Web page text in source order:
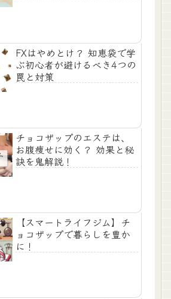
FXはやめとけ？ 知恵袋で学
ぶ初心者が避けるべき4つの
罠と対策
チョコザップのエステは、
お腹痩せに効く？ 効果と秘
訣を鬼解説！
【スマートライフジム】チ
ョコザップで暮らしを豊か
に！